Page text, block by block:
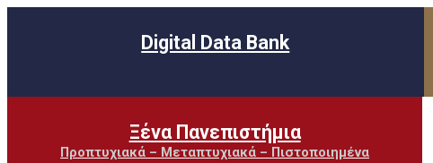
Digital Data Bank
Ξένα Πανεπιστήμια
Προπτυχιακά – Μεταπτυχιακά – Πιστοποιημένα